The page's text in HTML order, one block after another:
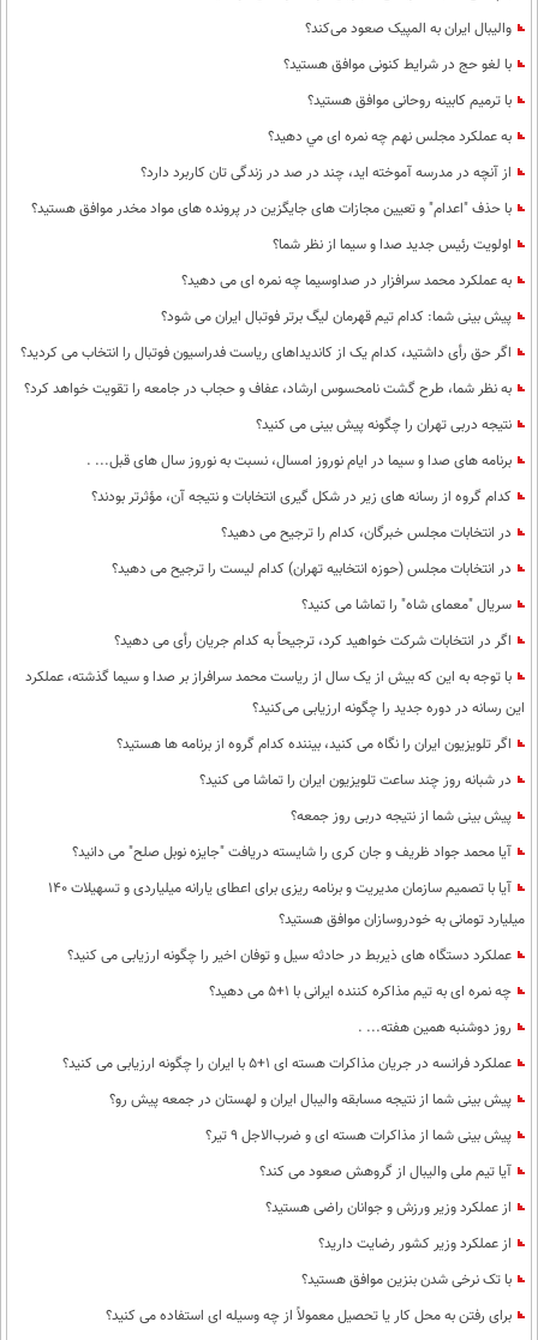
والیبال ایران به المپیک صعود می‌کند؟
با لغو حج در شرایط کنونی موافق هستید؟
با ترمیم کابینه روحانی موافق هستید؟
به عملكرد مجلس نهم چه نمره ای مي دهيد؟
از آنچه در مدرسه آموخته اید، چند در صد در زندگی تان کاربرد دارد؟
با حذف "اعدام" و تعیین مجازات های جایگزین در پرونده های مواد مخدر موافق هستید؟
اولویت رئیس جدید صدا و سیما از نظر شما؟
به عملکرد محمد سرافزار در صداوسیما چه نمره ای می دهید؟
پیش بینی شما: کدام تیم قهرمان لیگ برتر فوتبال ایران می شود؟
اگر حق رأی داشتید، کدام یک از کاندیداهای ریاست فدراسیون فوتبال را انتخاب می کردید؟
به نظر شما، طرح گشت نامحسوس ارشاد، عفاف و حجاب در جامعه را تقویت خواهد کرد؟
نتیجه دربی تهران را چگونه پیش بینی می کنید؟
برنامه های صدا و سیما در ایام نوروز امسال، نسبت به نوروز سال های قبل... .
کدام گروه از رسانه های زیر در شکل گیری انتخابات و نتیجه آن، مؤثرتر بودند؟
در انتخابات مجلس خبرگان، کدام را ترجیح می دهید؟
در انتخابات مجلس (حوزه انتخابیه تهران) کدام لیست را ترجیح می دهید؟
سریال "معمای شاه" را تماشا می کنید؟
اگر در انتخابات شرکت خواهید کرد، ترجیحاً به کدام جریان رأی می دهید؟
با توجه به این که بیش از یک سال از ریاست محمد سرافراز بر صدا و سیما گذشته، عملکرد
این رسانه در دوره جدید را چگونه ارزیابی می‌کنید؟
اگر تلویزیون ایران را نگاه می کنید، بیننده کدام گروه از برنامه ها هستید؟
در شبانه روز چند ساعت تلویزیون ایران را تماشا می کنید؟
پیش بینی شما از نتیجه دربی روز جمعه؟
آیا محمد جواد ظریف و جان کری را شایسته دریافت "جایزه نوبل صلح" می دانید؟
آیا با تصمیم سازمان مدیریت و برنامه ریزی برای اعطای یارانه میلیاردی و تسهیلات 140
میلیارد تومانی به خودروسازان موافق هستید؟
عملکرد دستگاه های ذیربط در حادثه سیل و توفان اخیر را چگونه ارزیابی می کنید؟
چه نمره ای به تیم مذاکره کننده ایرانی با 1+5 می دهید؟
روز دوشنبه همین هفته... .
عملکرد فرانسه در جریان مذاکرات هسته ای 1+5 با ایران را چگونه ارزیابی می کنید؟
پیش بینی شما از نتیجه مسابقه والیبال ایران و لهستان در جمعه پیش رو؟
پیش بینی شما از مذاکرات هسته ای و ضرب‌الاجل 9 تیر؟
آیا تیم ملی والیبال از گروهش صعود می کند؟
از عملکرد وزیر ورزش و جوانان راضی هستید؟
از عملکرد وزیر کشور رضایت دارید؟
با تک نرخی شدن بنزین موافق هستید؟
برای رفتن به محل کار یا تحصیل معمولاً از چه وسیله ای استفاده می کنید؟